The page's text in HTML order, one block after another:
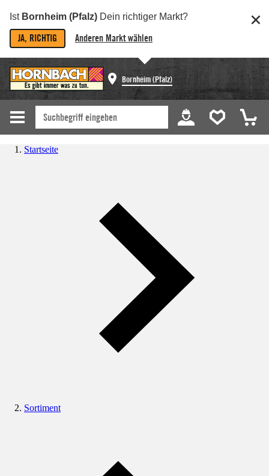
Ist Bornheim (Pfalz) Dein richtiger Markt?
JA, RICHTIG Anderen Markt wählen
Bornheim (Pfalz)
Startseite
Sortiment